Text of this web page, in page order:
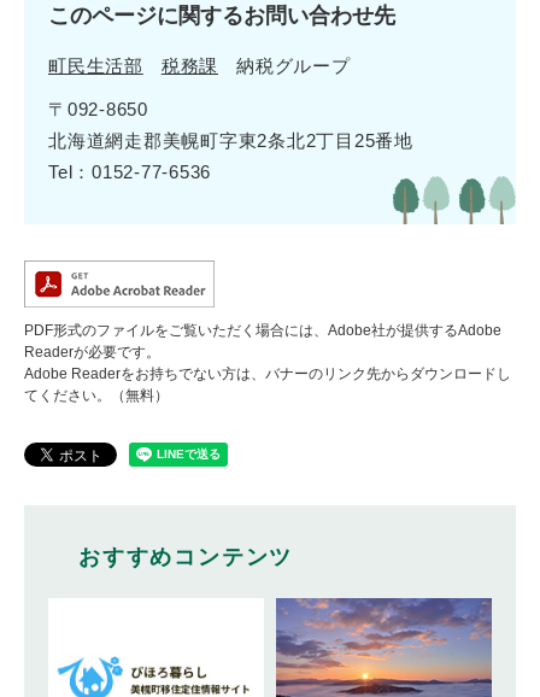
このページに関するお問い合わせ先
町民生活部 税務課 納税グループ
〒092-8650
北海道網走郡美幌町字東2条北2丁目25番地
Tel：0152-77-6536
PDF形式のファイルをご覧いただく場合には、Adobe社が提供するAdobe
Readerが必要です。
Adobe Readerをお持ちでない方は、バナーのリンク先からダウンロードし
てください。（無料）
おすすめコンテンツ